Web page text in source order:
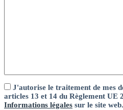
J'autorise le traitement de mes
articles 13 et 14 du Règlement UE
Informations légales sur le site web.